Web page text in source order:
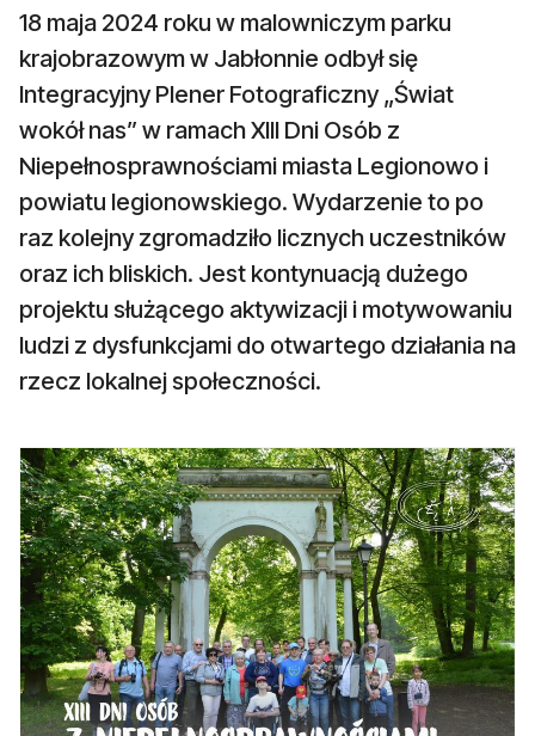
18 maja 2024 roku w malowniczym parku
krajobrazowym w Jabłonnie odbył się
Integracyjny Plener Fotograficzny „Świat
wokół nas” w ramach XIII Dni Osób z
Niepełnosprawnościami miasta Legionowo i
powiatu legionowskiego. Wydarzenie to po
raz kolejny zgromadziło licznych uczestników
oraz ich bliskich. Jest kontynuacją dużego
projektu służącego aktywizacji i motywowaniu
ludzi z dysfunkcjami do otwartego działania na
rzecz lokalnej społeczności.